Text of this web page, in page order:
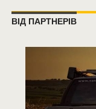
ВІД ПАРТНЕРІВ